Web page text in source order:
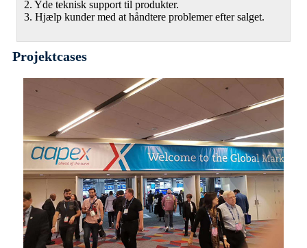
2. Yde teknisk support til produkter.
3. Hjælp kunder med at håndtere problemer efter salget.
Projektcases